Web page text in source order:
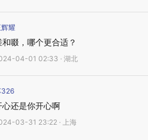
辉耀
和啜，哪个更合适？
04-01 02:33 · 湖北
326
心还是你开心啊
03-31 23:22 · 上海